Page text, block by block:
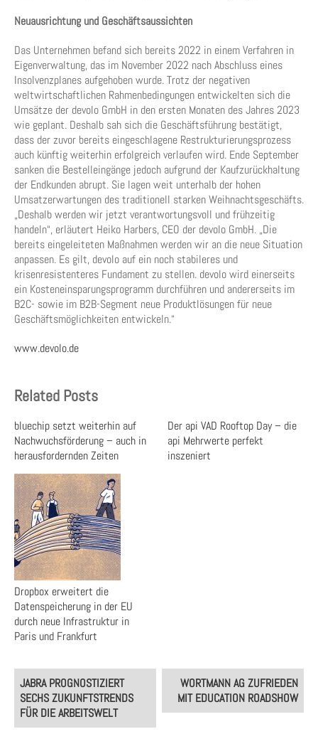
Neuausrichtung und Geschäftsaussichten
Das Unternehmen befand sich bereits 2022 in einem Verfahren in
Eigenverwaltung, das im November 2022 nach Abschluss eines
Insolvenzplanes aufgehoben wurde. Trotz der negativen
weltwirtschaftlichen Rahmenbedingungen entwickelten sich die
Umsätze der devolo GmbH in den ersten Monaten des Jahres 2023
wie geplant. Deshalb sah sich die Geschäftsführung bestätigt,
dass der zuvor bereits eingeschlagene Restrukturierungsprozess
auch künftig weiterhin erfolgreich verlaufen wird. Ende September
sanken die Bestelleingänge jedoch aufgrund der Kaufzurückhaltung
der Endkunden abrupt. Sie lagen weit unterhalb der hohen
Umsatzerwartungen des traditionell starken Weihnachtsgeschäfts.
„Deshalb werden wir jetzt verantwortungsvoll und frühzeitig
handeln“, erläutert Heiko Harbers, CEO der devolo GmbH. „Die
bereits eingeleiteten Maßnahmen werden wir an die neue Situation
anpassen. Es gilt, devolo auf ein noch stabileres und
krisenresistenteres Fundament zu stellen. devolo wird einerseits
ein Kosteneinsparungsprogramm durchführen und andererseits im
B2C- sowie im B2B-Segment neue Produktlösungen für neue
Geschäftsmöglichkeiten entwickeln.“
www.devolo.de​
Related Posts
bluechip setzt weiterhin auf
Nachwuchsförderung – auch in
herausfordernden Zeiten
Der api VAD Rooftop Day – die
api Mehrwerte perfekt
inszeniert
Dropbox erweitert die
Datenspeicherung in der EU
durch neue Infrastruktur in
Paris und Frankfurt
Post
navigation
JABRA PROGNOSTIZIERT
SECHS ZUKUNFTSTRENDS
FÜR DIE ARBEITSWELT
WORTMANN AG ZUFRIEDEN
MIT EDUCATION ROADSHOW